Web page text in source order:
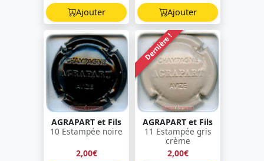
Ajouter
Ajouter
AGRAPART et Fils
10 Estampée noire
2,00€
Dernière !
AGRAPART et Fils
11 Estampée gris
crème
2,00€